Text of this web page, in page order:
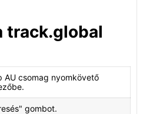
track.global
AU csomag nyomkövető
gombot.